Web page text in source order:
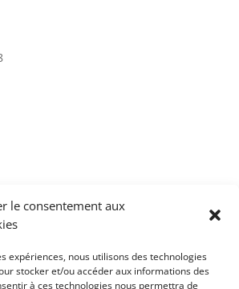
le consentement aux
expériences, nous utilisons des technologies
stocker et/ou accéder aux informations des
à ces technologies nous permettra de